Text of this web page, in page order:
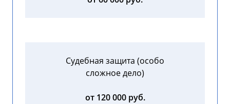
Судебная защита (особо
сложное дело)
от 120 000 руб.